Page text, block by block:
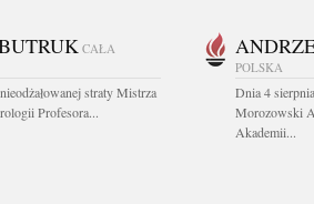
CAŁA
straty Mistrza
Profesora...
POLSKA
Dnia 4
Morozowski
Akademii...